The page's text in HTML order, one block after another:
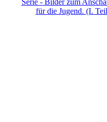
für die Jugend. (I.